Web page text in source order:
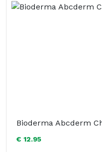
Bioderma Abcderm
€ 12.95